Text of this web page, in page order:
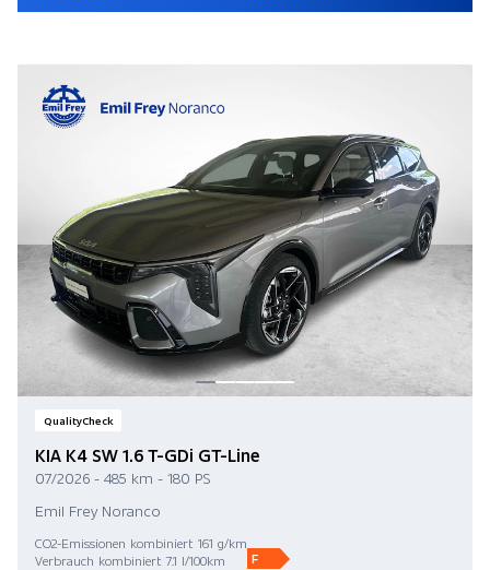
QualityCheck
KIA K4 SW 1.6 T-GDi GT-Line
07/2026 - 485 km - 180 PS
Emil Frey Noranco
CO2-Emissionen kombiniert 161 g/km
Verbrauch kombiniert 7.1 l/100km
F